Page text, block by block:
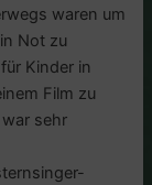
waren um
Not zu
Kinder in
Film zu
sehr